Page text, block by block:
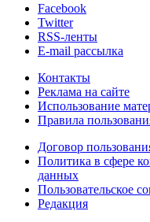
Facebook
Twitter
RSS-ленты
E-mail рассылка
Контакты
Реклама на сайте
Использование
Правила
Договор
Политика в сфере
данных
Пользовательское
Редакция